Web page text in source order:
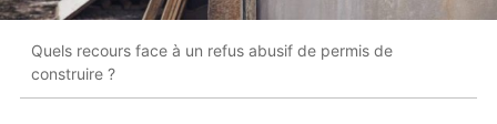
Quels recours face à un refus abusif de permis de
construire ?